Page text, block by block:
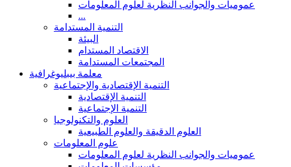
عموميات والجوانب النظرية لعلوم المعلومات
...
التنمية المستدامة
البيئة
الاقتصاد المستدام
المجتمعات المستدامة
معلمة بيبليوغرافية
التنمية الإقتصادية والإجتماعية
التنمية الإقتصادية
التنمية الإجتماعية
العلوم والتكنولوجيا
العلوم الدقيقة والعلوم الطبيعية
علوم المعلومات
عموميات والجوانب النظرية لعلوم المعلومات